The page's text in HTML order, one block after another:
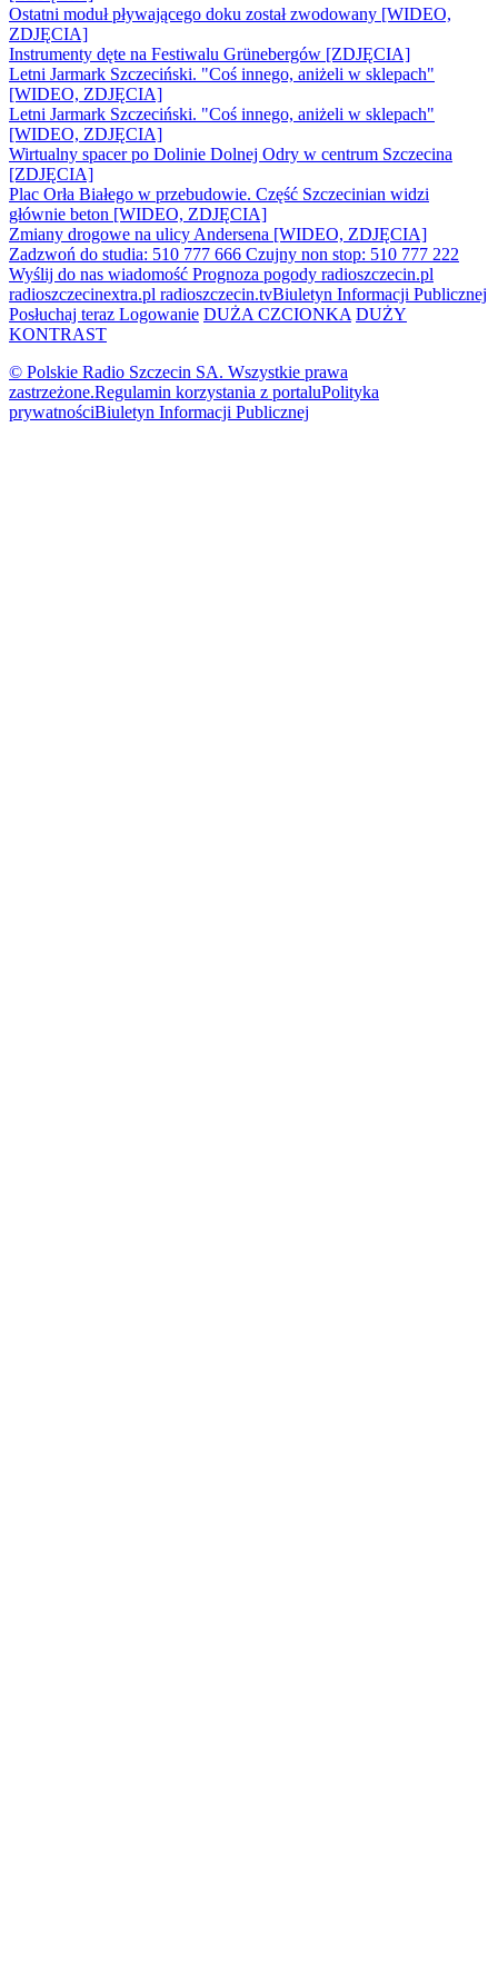
Ostatni moduł pływającego doku został zwodowany [WIDEO,
ZDJĘCIA]
Instrumenty dęte na Festiwalu Grünebergów [ZDJĘCIA]
Letni Jarmark Szczeciński. "Coś innego, aniżeli w sklepach"
[WIDEO, ZDJĘCIA]
Letni Jarmark Szczeciński. "Coś innego, aniżeli w sklepach"
[WIDEO, ZDJĘCIA]
Wirtualny spacer po Dolinie Dolnej Odry w centrum Szczecina
[ZDJĘCIA]
Plac Orła Białego w przebudowie. Część Szczecinian widzi
głównie beton [WIDEO, ZDJĘCIA]
Zmiany drogowe na ulicy Andersena [WIDEO, ZDJĘCIA]
Zadzwoń do studia: 510 777 666 Czujny non stop: 510 777 222
Wyślij do nas wiadomość Prognoza pogody radioszczecin.pl
radioszczecinextra.pl radioszczecin.tvBiuletyn Informacji Publicznej
Posłuchaj teraz Logowanie DUŻA CZCIONKA DUŻY
KONTRAST
© Polskie Radio Szczecin SA. Wszystkie prawa
zastrzeżone.Regulamin korzystania z portaluPolityka
prywatnościBiuletyn Informacji Publicznej